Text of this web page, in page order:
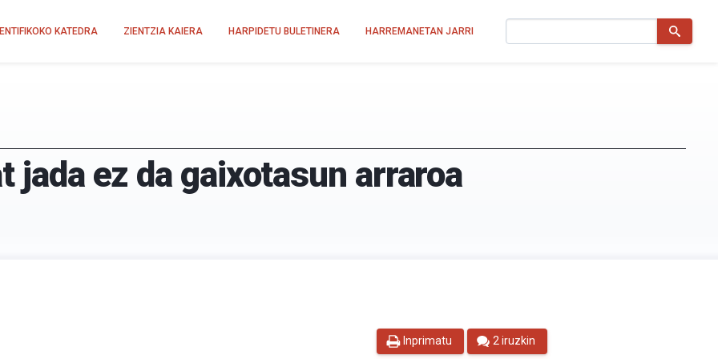
KATEDRA ZIENTZIA KAIERA HARPIDETU BULETINERA HARREMANETAN JARRI
jada ez da gaixotasun arraroa
Inprimatu 2 iruzkin